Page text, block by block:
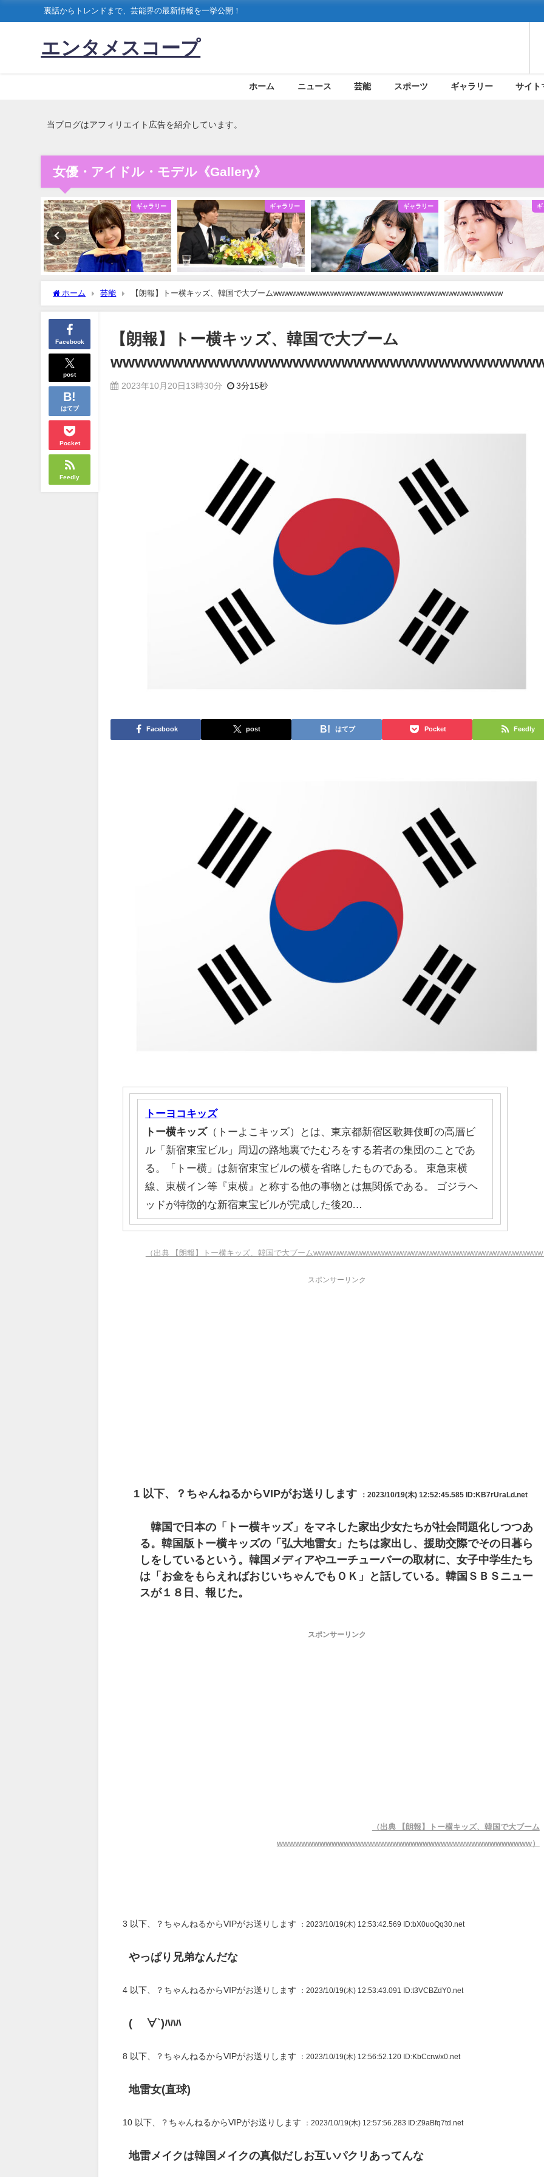
裏話からトレンドまで、芸能界の最新情報を一挙公開！
エンタメスコープ
ホーム ニュース 芸能 スポーツ ギャラリー サイト
当ブログはアフィリエイト広告を紹介しています。
女優・アイドル・モデル《Gallery》
ギャラリー ギャラリー ギャラリー ギ
ホーム 芸能 【朗報】トー横キッズ、韓国で大ブームwwwwwwwwwwwwwwwwwwwwwwwwwwwwwwwwwwwwwwwwww
Facebook
post
はてブ
Pocket
Feedly
【朗報】トー横キッズ、韓国で大ブーム
2023年10月20日13時30分 3分15秒
Facebook post はてブ Pocket Feedly
トーヨコキッズ
トー横キッズ（トーよこキッズ）とは、東京都新宿区歌舞伎町の高層ビ
ル「新宿東宝ビル」周辺の路地裏でたむろをする若者の集団のことであ
る。「トー横」は新宿東宝ビルの横を省略したものである。 東急東横
線、東横イン等『東横』と称する他の事物とは無関係である。 ゴジラヘ
ッドが特徴的な新宿東宝ビルが完成した後20…
（出典 【朗報】トー横キッズ、韓国で大ブームwwwwwwwwwwwwwwwwwwwwwwwwwwwwwwwwwwwwwwwwww
スポンサーリンク
1 以下、？ちゃんねるからVIPがお送りします ：2023/10/19(木) 12:52:45.585 ID:KB7rUraLd.net
韓国で日本の「トー横キッズ」をマネした家出少女たちが社会問題化しつつあ
る。韓国版トー横キッズの「弘大地雷女」たちは家出し、援助交際でその日暮ら
しをしているという。韓国メディアやユーチューバーの取材に、女子中学生たち
は「お金をもらえればおじいちゃんでもＯＫ」と話している。韓国ＳＢＳニュー
スが１８日、報じた。
スポンサーリンク
（出典 【朗報】トー横キッズ、韓国で大ブーム
wwwwwwwwwwwwwwwwwwwwwwwwwwwwwwwwwwwwwwwwww）
3 以下、？ちゃんねるからVIPがお送りします ：2023/10/19(木) 12:53:42.569 ID:bX0uoQq30.net
やっぱり兄弟なんだな
4 以下、？ちゃんねるからVIPがお送りします ：2023/10/19(木) 12:53:43.091 ID:t3VCBZdY0.net
( ´∀`)ﾊﾊﾊ
8 以下、？ちゃんねるからVIPがお送りします ：2023/10/19(木) 12:56:52.120 ID:KbCcrw/x0.net
地雷女(直球)
10 以下、？ちゃんねるからVIPがお送りします ：2023/10/19(木) 12:57:56.283 ID:Z9aBfq7td.net
地雷メイクは韓国メイクの真似だしお互いパクリあってんな